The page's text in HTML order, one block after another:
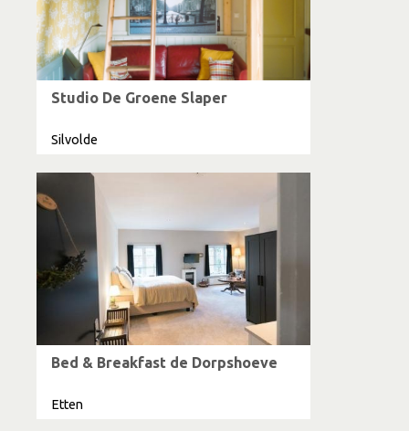
Studio De Groene Slaper
Silvolde
Bed & Breakfast de Dorpshoeve
Etten